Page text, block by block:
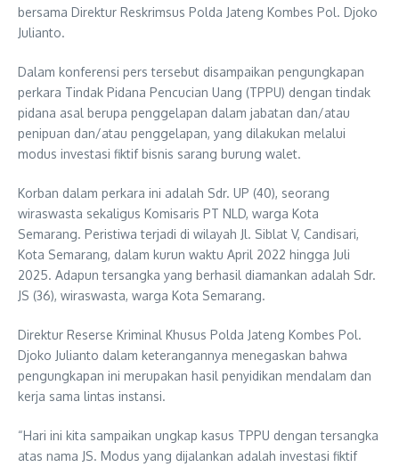
bersama Direktur Reskrimsus Polda Jateng Kombes Pol. Djoko
Julianto.
Dalam konferensi pers tersebut disampaikan pengungkapan
perkara Tindak Pidana Pencucian Uang (TPPU) dengan tindak
pidana asal berupa penggelapan dalam jabatan dan/atau
penipuan dan/atau penggelapan, yang dilakukan melalui
modus investasi fiktif bisnis sarang burung walet.
Korban dalam perkara ini adalah Sdr. UP (40), seorang
wiraswasta sekaligus Komisaris PT NLD, warga Kota
Semarang. Peristiwa terjadi di wilayah Jl. Siblat V, Candisari,
Kota Semarang, dalam kurun waktu April 2022 hingga Juli
2025. Adapun tersangka yang berhasil diamankan adalah Sdr.
JS (36), wiraswasta, warga Kota Semarang.
Direktur Reserse Kriminal Khusus Polda Jateng Kombes Pol.
Djoko Julianto dalam keterangannya menegaskan bahwa
pengungkapan ini merupakan hasil penyidikan mendalam dan
kerja sama lintas instansi.
“Hari ini kita sampaikan ungkap kasus TPPU dengan tersangka
atas nama JS. Modus yang dijalankan adalah investasi fiktif